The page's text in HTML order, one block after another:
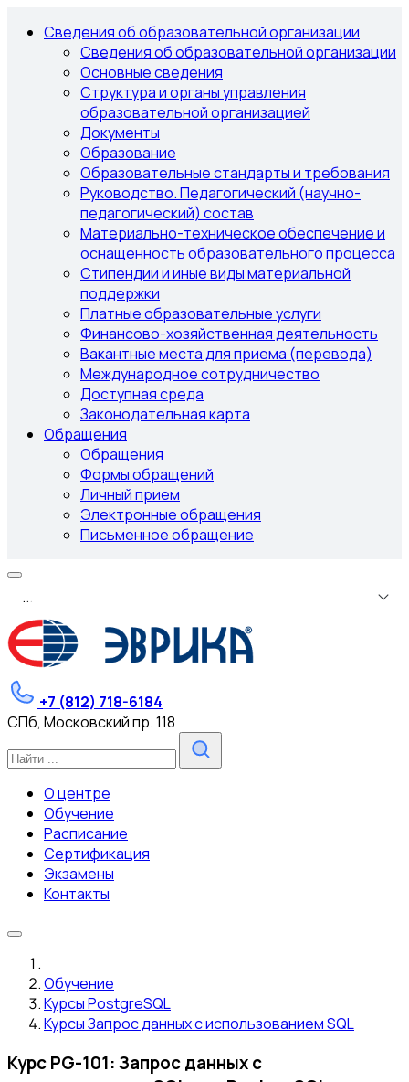
Сведения об образовательной организации
Сведения об образовательной организации
Основные сведения
Структура и органы управления
образовательной организацией
Документы
Образование
Образовательные стандарты и требования
Руководство. Педагогический (научно-
педагогический) состав
Материально-техническое обеспечение и
оснащенность образовательного процесса
Стипендии и иные виды материальной
поддержки
Платные образовательные услуги
Финансово-хозяйственная деятельность
Вакантные места для приема (перевода)
Международное сотрудничество
Доступная среда
Законодательная карта
Обращения
Обращения
Формы обращений
Личный прием
Электронные обращения
Письменное обращение
...
+7 (812) 718-6184
СПб, Московский пр. 118
О центре
Обучение
Расписание
Сертификация
Экзамены
Контакты
Обучение
Курсы PostgreSQL
Курсы Запрос данных с использованием SQL
Курс PG-101: Запрос данных с